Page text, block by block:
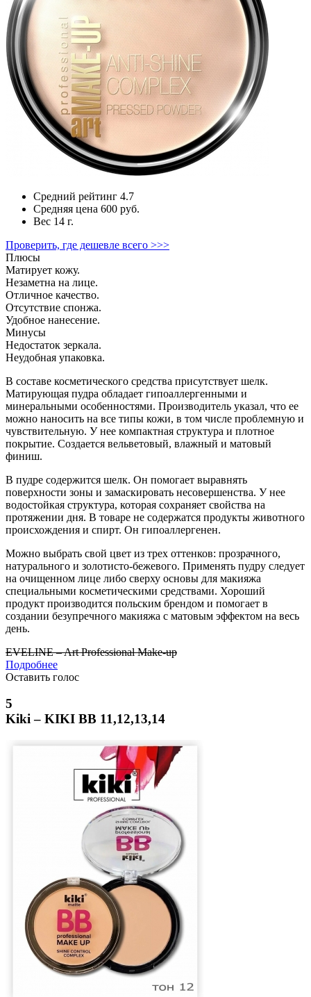
Средний рейтинг 4.7
Средняя цена 600 руб.
Вес 14 г.
Проверить, где дешевле всего >>>
Плюсы
Матирует кожу.
Незаметна на лице.
Отличное качество.
Отсутствие спонжа.
Удобное нанесение.
Минусы
Недостаток зеркала.
Неудобная упаковка.
В составе косметического средства присутствует шелк.
Матирующая пудра обладает гипоаллергенными и
минеральными особенностями. Производитель указал, что ее
можно наносить на все типы кожи, в том числе проблемную и
чувствительную. У нее компактная структура и плотное
покрытие. Создается вельветовый, влажный и матовый
финиш.
В пудре содержится шелк. Он помогает выравнять
поверхности зоны и замаскировать несовершенства. У нее
водостойкая структура, которая сохраняет свойства на
протяжении дня. В товаре не содержатся продукты животного
происхождения и спирт. Он гипоаллергенен.
Можно выбрать свой цвет из трех оттенков: прозрачного,
натурального и золотисто-бежевого. Применять пудру следует
на очищенном лице либо сверху основы для макияжа
специальными косметическими средствами. Хороший
продукт производится польским брендом и помогает в
создании безупречного макияжа с матовым эффектом на весь
день.
EVELINE – Art Professional Make-up
Подробнее
Оставить голос
5
Kiki – KIKI BB 11,12,13,14